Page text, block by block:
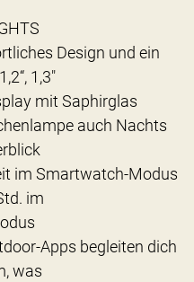
Design und ein
1,3″
mit Saphirglas
auch Nachts
im Smartwatch-Modus
im
Apps begleiten dich
was